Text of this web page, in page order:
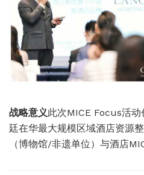
战略意义此次MICE Focus活
廷在华最大规模区域酒店资源
（博物馆/非遗单位）与酒店